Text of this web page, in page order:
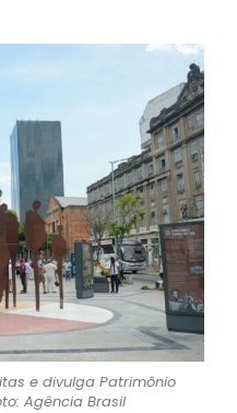
e divulga Patrimônio
Agência Brasil